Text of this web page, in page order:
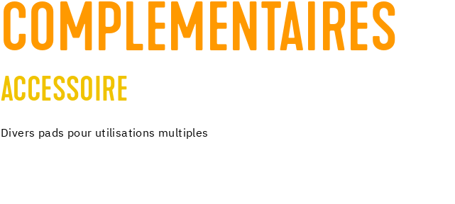
COMPLÉMENTAIRES
ACCESSOIRE
Divers pads pour utilisations multiples